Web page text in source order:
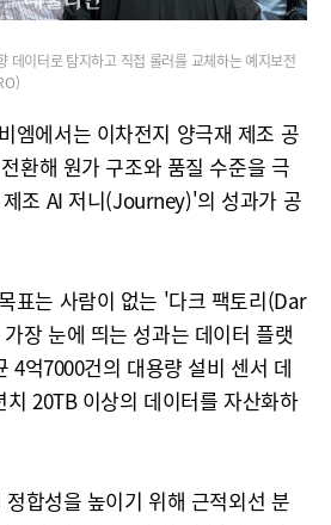
데이터로 탐지하고 직접 롤러를 교체하는 예지보전
엠에서는 이차전지 양극재 제조 공
환해 원가 구조와 품질 수준을 극
조 AI 저니(Journey)'의 성과가 공
표는 사람이 없는 '다크 팩토리(Dar
장 눈에 띄는 성과는 데이터 플랫
4억7000건의 대용량 설비 센서 데
20TB 이상의 데이터를 자산화하
합성을 높이기 위해 근적외선 분